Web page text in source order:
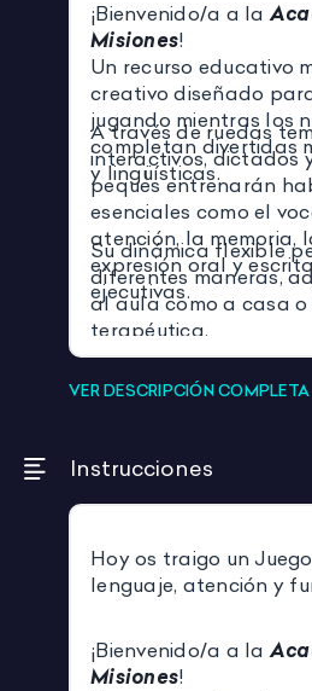
¡Bienvenido/a a la
Misiones!
Un recurso educativo
creativo diseñado
jugando mientras los
completan divertidas
y lingüísticas.
A través de ruedas
interactivos, dictados
peques entrenarán
esenciales como el
atención, la memoria,
expresión oral y
ejecutivas.
Su dinámica flexible
diferentes maneras,
al aula como a casa o
terapéutica.
VER DESCRIPCIÓN COMPLETA
Instrucciones
Hoy os traigo un
lenguaje, atención y
¡Bienvenido/a a la
Misiones!